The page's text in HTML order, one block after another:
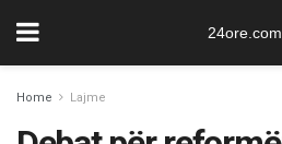
24ore.com
Home Lajme